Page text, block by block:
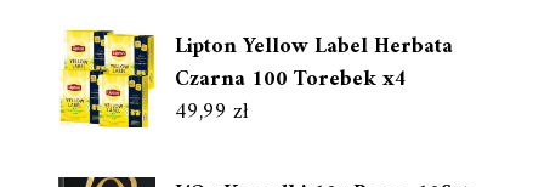
Lipton Yellow Label Herbata
Czarna 100 Torebek x4
49,99 zł